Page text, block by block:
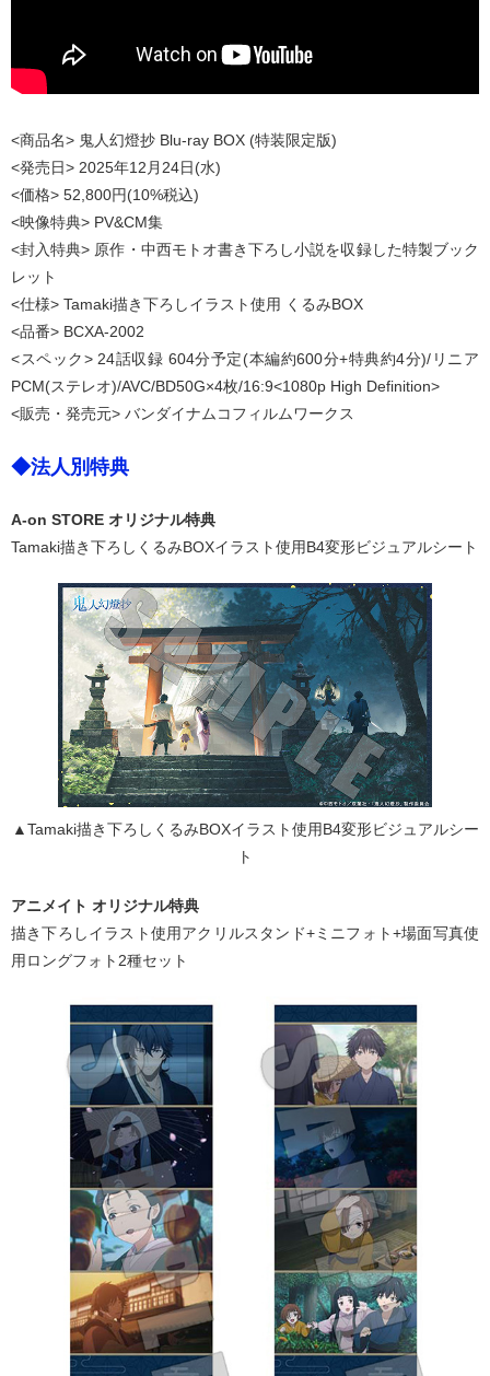
<商品名> 鬼人幻燈抄 Blu-ray BOX (特装限定版)
<発売日> 2025年12月24日(水)
<価格> 52,800円(10%税込)
<映像特典> PV&CM集
<封入特典> 原作・中西モトオ書き下ろし小説を収録した特製ブック
レット
<仕様> Tamaki描き下ろしイラスト使用 くるみBOX
<品番> BCXA-2002
<スペック> 24話収録 604分予定(本編約600分+特典約4分)/リニア
PCM(ステレオ)/AVC/BD50G×4枚/16:9<1080p High Definition>
<販売・発売元> バンダイナムコフィルムワークス
◆法人別特典
A-on STORE オリジナル特典
Tamaki描き下ろしくるみBOXイラスト使用B4変形ビジュアルシート
▲Tamaki描き下ろしくるみBOXイラスト使用B4変形ビジュアルシー
ト
アニメイト オリジナル特典
描き下ろしイラスト使用アクリルスタンド+ミニフォト+場面写真使
用ロングフォト2種セット